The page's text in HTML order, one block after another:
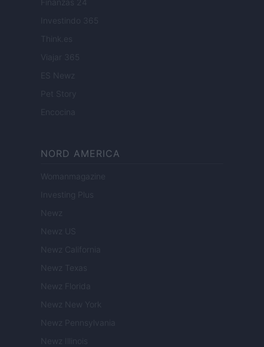
Finanzas 24
Investindo 365
Think.es
Viajar 365
ES Newz
Pet Story
Encocina
NORD AMERICA
Womanmagazine
Investing Plus
Newz
Newz US
Newz California
Newz Texas
Newz Florida
Newz New York
Newz Pennsylvania
Newz Illinois